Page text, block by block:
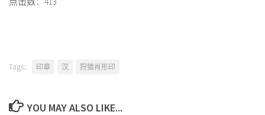
Tags: 印章 汉 狩猎肖形印
YOU MAY ALSO LIKE...